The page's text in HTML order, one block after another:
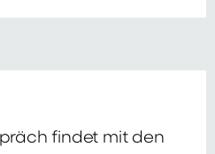
findet mit den